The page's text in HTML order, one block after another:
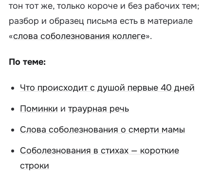
тон тот же, только короче и без рабочих тем;
разбор и образец письма есть в материале
«слова соболезнования коллеге».
По теме:
Что происходит с душой первые 40 дней
Поминки итраурная речь
Слова соболезнования о смерти мамы
Соболезнования в стихах — короткие
строки